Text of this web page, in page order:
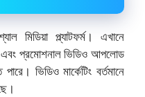
মিডিয়া প্ল্যাটফর্ম। এখানে
এবং প্রমোশনাল ভিডিও আপলোড
ভিডিও মার্কেটিং বর্তমানে